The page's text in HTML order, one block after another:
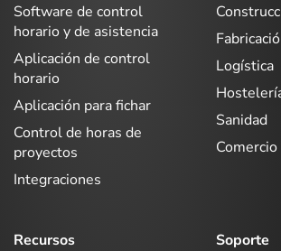
Software de control
horario y de asistencia
Aplicación de control
horario
Aplicación para fichar
Control de horas de
proyectos
Integraciones
Logística
Sanidad
Comercio
Recursos
Soporte